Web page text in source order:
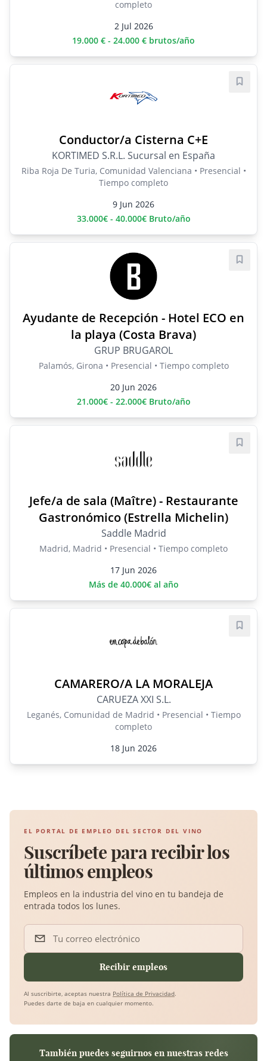
completo
2 Jul 2026
19.000 € - 24.000 € brutos/año
Conductor/a Cisterna C+E
KORTIMED S.R.L. Sucursal en España
Riba Roja De Turia, Comunidad Valenciana • Presencial •
Tiempo completo
9 Jun 2026
33.000€ - 40.000€ Bruto/año
Ayudante de Recepción - Hotel ECO en
la playa (Costa Brava)
GRUP BRUGAROL
Palamós, Girona • Presencial • Tiempo completo
20 Jun 2026
21.000€ - 22.000€ Bruto/año
Jefe/a de sala (Maître) - Restaurante
Gastronómico (Estrella Michelin)
Saddle Madrid
Madrid, Madrid • Presencial • Tiempo completo
17 Jun 2026
Más de 40.000€ al año
CAMARERO/A LA MORALEJA
CARUEZA XXI S.L.
Leganés, Comunidad de Madrid • Presencial • Tiempo
completo
18 Jun 2026
EL PORTAL DE EMPLEO DEL SECTOR DEL VINO
Suscríbete para recibir los
últimos empleos
Empleos en la industria del vino en tu bandeja de
entrada todos los lunes.
Tu correo electrónico
Recibir empleos
Al suscribirte, aceptas nuestra Política de Privacidad.
Puedes darte de baja en cualquier momento.
También puedes seguirnos en nuestras redes